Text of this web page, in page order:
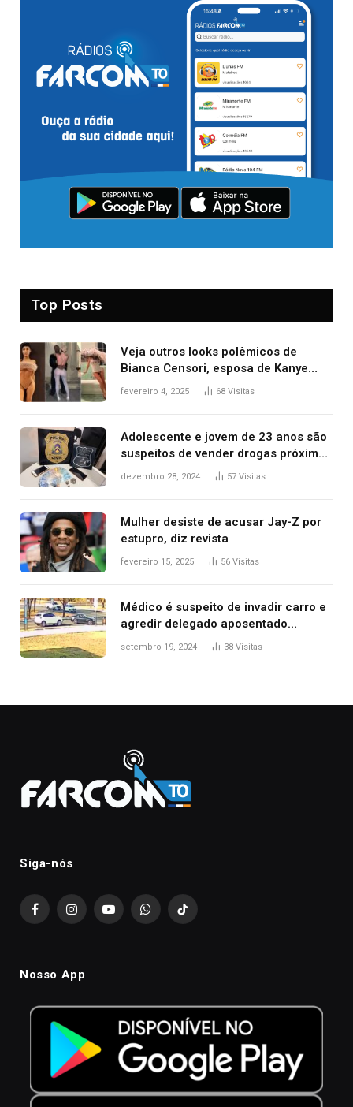
Top Posts
Veja outros looks polêmicos de
Bianca Censori, esposa de Kanye
West que apareceu nua no Grammy
fevereiro 4, 2025 68 Visitas
Adolescente e jovem de 23 anos são
suspeitos de vender drogas próximo
de delegacia e escola, diz polícia
dezembro 28, 2024 57 Visitas
Mulher desiste de acusar Jay-Z por
estupro, diz revista
fevereiro 15, 2025 56 Visitas
Médico é suspeito de invadir carro e
agredir delegado aposentado
durante confusão no trânsito
setembro 19, 2024 38 Visitas
Siga-nós
FacebookInstagramYouTubeWhatsAppTikTok
Nosso App